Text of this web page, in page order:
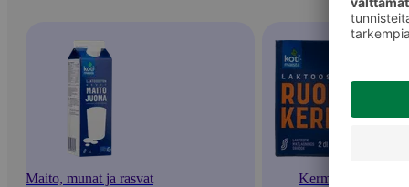
Maito, munat ja rasvat Kermat